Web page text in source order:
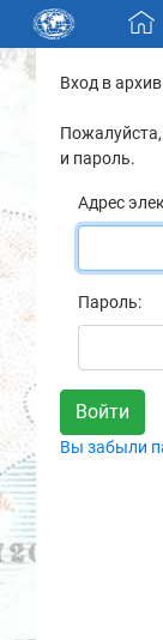
Skip navigation
Разделы и
Электронный
Новости
О нас
Контакты
Партнеры
Вход в
и пароль.
Адрес
Пароль:
Вы забыли